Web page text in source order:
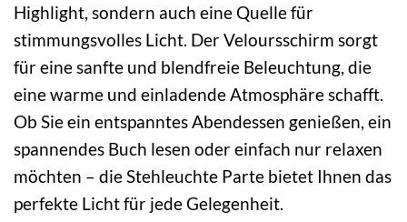
Highlight, sondern auch eine Quelle für
stimmungsvolles Licht. Der Veloursschirm sorgt
für eine sanfte und blendfreie Beleuchtung, die
eine warme und einladende Atmosphäre schafft.
Ob Sie ein entspanntes Abendessen genießen, ein
spannendes Buch lesen oder einfach nur relaxen
möchten – die Stehleuchte Parte bietet Ihnen das
perfekte Licht für jede Gelegenheit.